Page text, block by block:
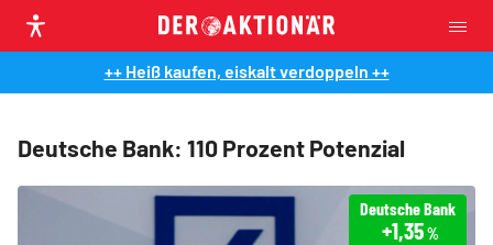
++ Heiß kaufen, eiskalt verdoppeln ++
Deutsche Bank: 110 Prozent Potenzial
Deutsche Bank
+1,35 %